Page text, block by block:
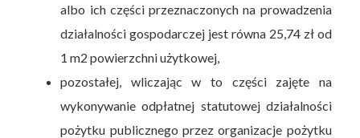
albo ich części przeznaczonych na prowadzenia
działalności gospodarczej jest równa 25,74 zł od
1 m2 powierzchni użytkowej,
pozostałej, wliczając w to części zajęte na
wykonywanie odpłatnej statutowej działalności
pożytku publicznego przez organizacje pożytku